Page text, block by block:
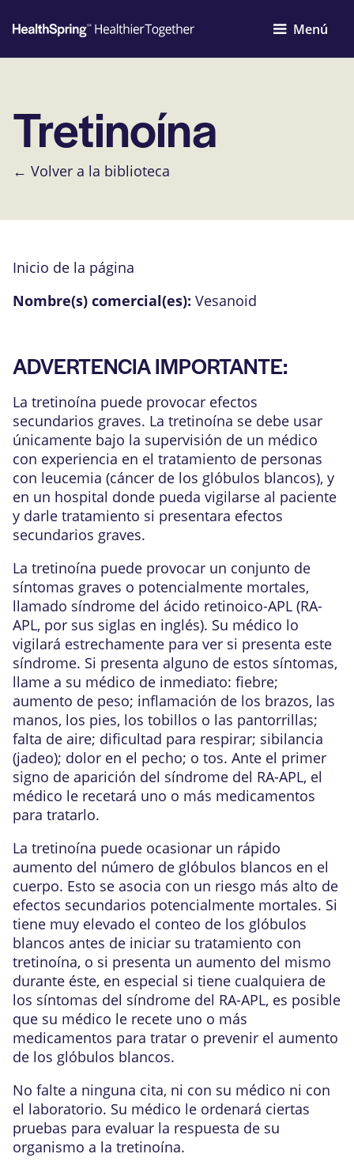
Menú
Tretinoína
← Volver a la biblioteca
Inicio de la página
Nombre(s) comercial(es): Vesanoid
ADVERTENCIA IMPORTANTE:
La tretinoína puede provocar efectos
secundarios graves. La tretinoína se debe usar
únicamente bajo la supervisión de un médico
con experiencia en el tratamiento de personas
con leucemia (cáncer de los glóbulos blancos), y
en un hospital donde pueda vigilarse al paciente
y darle tratamiento si presentara efectos
secundarios graves.
La tretinoína puede provocar un conjunto de
síntomas graves o potencialmente mortales,
llamado síndrome del ácido retinoico-APL (RA-
APL, por sus siglas en inglés). Su médico lo
vigilará estrechamente para ver si presenta este
síndrome. Si presenta alguno de estos síntomas,
llame a su médico de inmediato: fiebre;
aumento de peso; inflamación de los brazos, las
manos, los pies, los tobillos o las pantorrillas;
falta de aire; dificultad para respirar; sibilancia
(jadeo); dolor en el pecho; o tos. Ante el primer
signo de aparición del síndrome del RA-APL, el
médico le recetará uno o más medicamentos
para tratarlo.
La tretinoína puede ocasionar un rápido
aumento del número de glóbulos blancos en el
cuerpo. Esto se asocia con un riesgo más alto de
efectos secundarios potencialmente mortales. Si
tiene muy elevado el conteo de los glóbulos
blancos antes de iniciar su tratamiento con
tretinoína, o si presenta un aumento del mismo
durante éste, en especial si tiene cualquiera de
los síntomas del síndrome del RA-APL, es posible
que su médico le recete uno o más
medicamentos para tratar o prevenir el aumento
de los glóbulos blancos.
No falte a ninguna cita, ni con su médico ni con
el laboratorio. Su médico le ordenará ciertas
pruebas para evaluar la respuesta de su
organismo a la tretinoína.